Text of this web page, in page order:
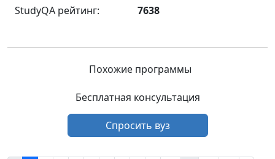
StudyQA рейтинг: 7638
Похожие программы
Бесплатная консультация
Спросить вуз